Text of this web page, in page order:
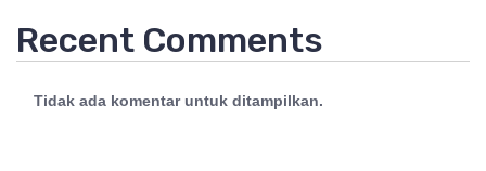
Recent Comments
Tidak ada komentar untuk ditampilkan.